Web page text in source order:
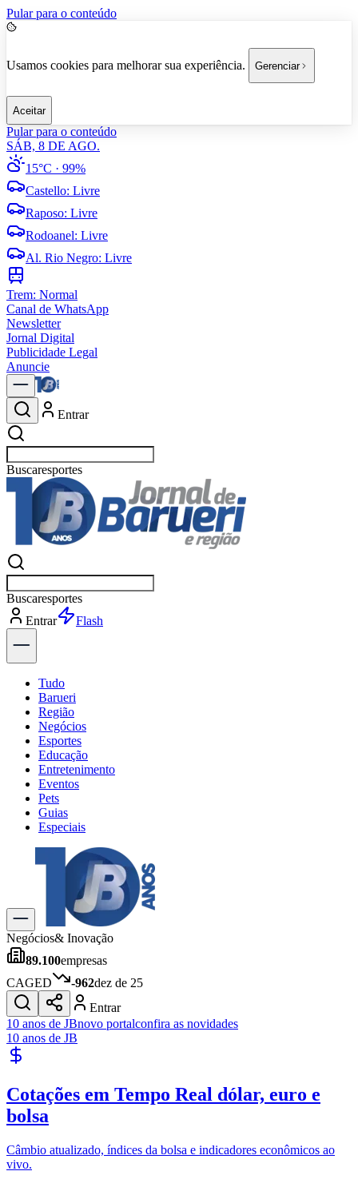
Pular para o conteúdo
Usamos cookies para melhorar sua experiência. Gerenciar
Aceitar
Pular para o conteúdo
SÁB, 8 DE AGO.
15°C · 99%
Castello: Livre
Raposo: Livre
Rodoanel: Livre
Al. Rio Negro: Livre
Trem: Normal
Canal de WhatsApp
Newsletter
Jornal Digital
Publicidade Legal
Anuncie
Entrar
Buscarpolítica
Buscarpolítica
Entrar
Explorar
Tudo
Barueri
Região
Negócios
Esportes
Educação
Entretenimento
Eventos
Pets
Guias
Especiais
Explore Tudo
Últimas Notícias
Previsão do Tempo
Trânsito e Rotas
Dia a Dia & Lazer
Gastronomia
Cinema & Shows
JogosNovo
Para Sua Empresa
Publicidade Legal
Política
Esportes
Negócios& Inovação
89.100empresas
CAGED
-962dez de 25
Entrar
10 anos de JBnovo portalconfira as novidades
10 anos de JB
Cotações em Tempo Real dólar, euro e
bolsa
Câmbio atualizado, índices da bolsa e indicadores econômicos ao
vivo.